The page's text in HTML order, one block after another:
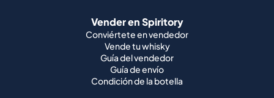
Vender en Spiritory
Conviértete en vendedor
Vende tu whisky
Guía del vendedor
Guía de envío
Condición de la botella